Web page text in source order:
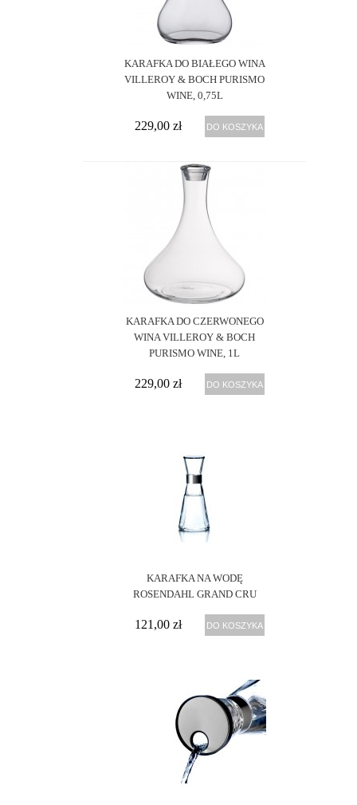
KARAFKA DO BIAŁEGO WINA
VILLEROY & BOCH PURISMO
WINE, 0,75L
229,00 zł DO KOSZYKA
KARAFKA DO CZERWONEGO
WINA VILLEROY & BOCH
PURISMO WINE, 1L
229,00 zł DO KOSZYKA
KARAFKA NA WODĘ
ROSENDAHL GRAND CRU
121,00 zł DO KOSZYKA